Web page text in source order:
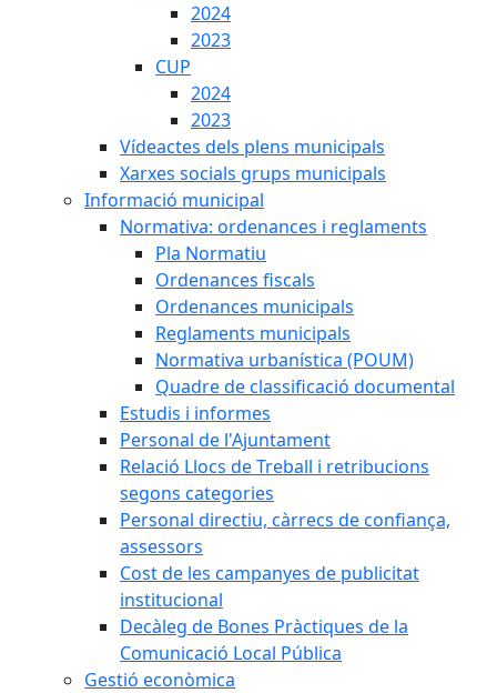
2024
2023
CUP
2024
2023
Vídeactes dels plens municipals
Xarxes socials grups municipals
Informació municipal
Normativa: ordenances i reglaments
Pla Normatiu
Ordenances fiscals
Ordenances municipals
Reglaments municipals
Normativa urbanística (POUM)
Quadre de classificació documental
Estudis i informes
Personal de l'Ajuntament
Relació Llocs de Treball i retribucions
segons categories
Personal directiu, càrrecs de confiança,
assessors
Cost de les campanyes de publicitat
institucional
Decàleg de Bones Pràctiques de la
Comunicació Local Pública
Gestió econòmica